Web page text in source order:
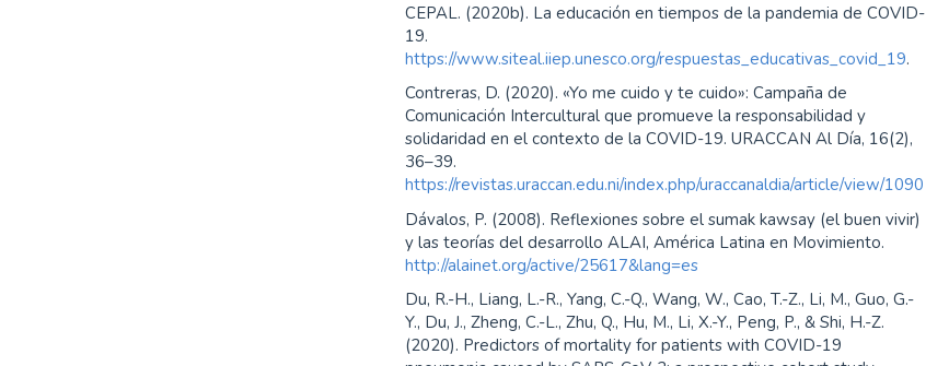
CEPAL. (2020b). La educación en tiempos de la pandemia de COVID-
19.
https://www.siteal.iiep.unesco.org/respuestas_educativas_covid_19.
Contreras, D. (2020). «Yo me cuido y te cuido»: Campaña de
Comunicación Intercultural que promueve la responsabilidad y
solidaridad en el contexto de la COVID-19. URACCAN Al Día, 16(2),
36–39.
https://revistas.uraccan.edu.ni/index.php/uraccanaldia/article/view/1090
Dávalos, P. (2008). Reflexiones sobre el sumak kawsay (el buen vivir)
y las teorías del desarrollo ALAI, América Latina en Movimiento.
http://alainet.org/active/25617&lang=es
Du, R.-H., Liang, L.-R., Yang, C.-Q., Wang, W., Cao, T.-Z., Li, M., Guo, G.-
Y., Du, J., Zheng, C.-L., Zhu, Q., Hu, M., Li, X.-Y., Peng, P., & Shi, H.-Z.
(2020). Predictors of mortality for patients with COVID-19